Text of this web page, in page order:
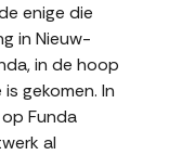
enige die
in Nieuw-
in de hoop
gekomen. In
Funda
al